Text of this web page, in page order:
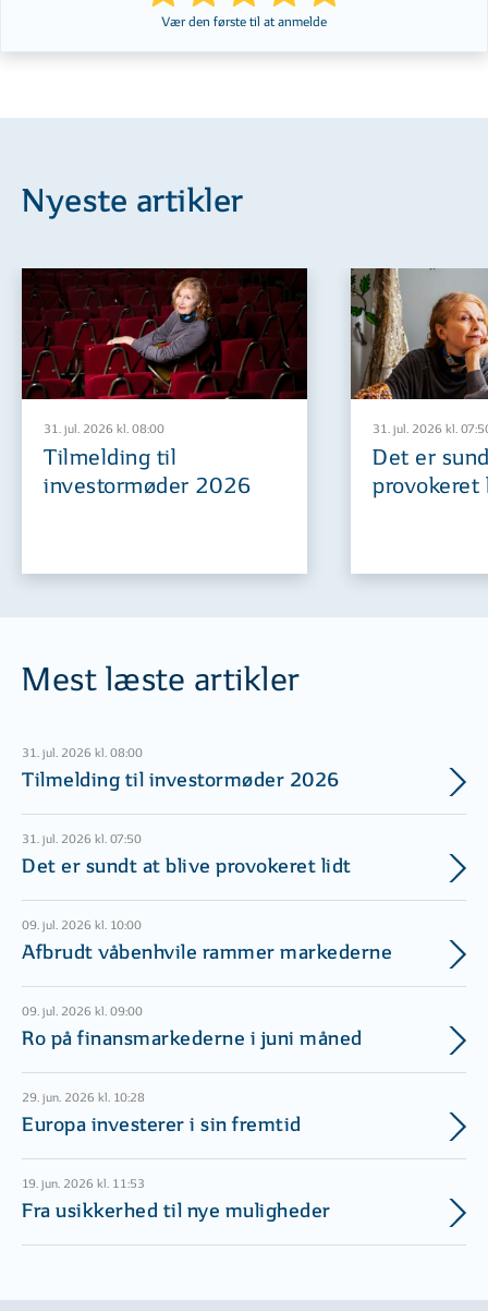
Vær den første til at anmelde
Nyeste artikler
31. jul. 2026 kl. 08:00
Tilmelding til
investormøder 2026
31. jul. 2026 kl.
Det er
provokeret
Mest læste artikler
31. jul. 2026 kl. 08:00
Tilmelding til investormøder 2026
31. jul. 2026 kl. 07:50
Det er sundt at blive provokeret lidt
09. jul. 2026 kl. 10:00
Afbrudt våbenhvile rammer markederne
09. jul. 2026 kl. 09:00
Ro på finansmarkederne i juni måned
29. jun. 2026 kl. 10:28
Europa investerer i sin fremtid
19. jun. 2026 kl. 11:53
Fra usikkerhed til nye muligheder